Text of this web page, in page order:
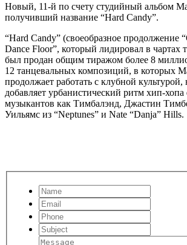
Новый, 11-й по счету студийный альбом
получивший название “Hard Candy”.
“Hard Candy” (своеобразное продолжение
Dance Floor”, который лидировал в чартах
был продан общим тиражом более 8
12 танцевальных композиций, в которых
продолжает работать с клубной культурой,
добавляет урбанистический ритм хип-хопа
музыкантов как Тимбалэнд, Джастин
Уильямс из “Neptunes” и Nate “Danja” Hills.